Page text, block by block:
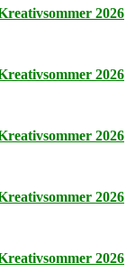
2026
2026
2026
2026
2026